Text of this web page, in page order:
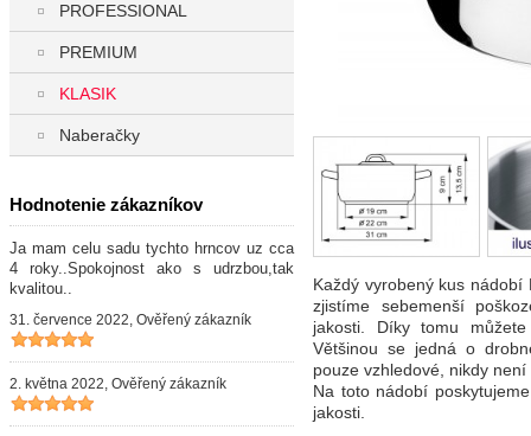
Každý vyrobený kus nádobí
zjistíme sebemenší
jakosti. Díky tomu
Většinou se jedná o
pouze vzhledové, nikdy
Na toto nádobí
jakosti.
PROFESSIONAL
PREMIUM
KLASIK
Naberačky
Hodnotenie zákazníkov
Ja mam celu sadu tychto hrncov uz cca
4 roky..Spokojnost ako s udrzbou,tak
kvalitou..
31. července 2022, Ověřený zákazník
2. května 2022, Ověřený zákazník